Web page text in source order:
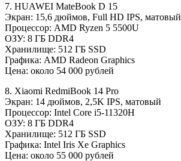
7. HUAWEI MateBook D 15
Экран: 15,6 дюймов, Full HD IPS, матовый
Процессор: AMD Ryzen 5 5500U
ОЗУ: 8 ГБ DDR4
Хранилище: 512 ГБ SSD
Графика: AMD Radeon Graphics
Цена: около 54 000 рублей
8. Xiaomi RedmiBook 14 Pro
Экран: 14 дюймов, 2,5K IPS, матовый
Процессор: Intel Core i5-11320H
ОЗУ: 8 ГБ DDR4
Хранилище: 512 ГБ SSD
Графика: Intel Iris Xe Graphics
Цена: около 55 000 рублей